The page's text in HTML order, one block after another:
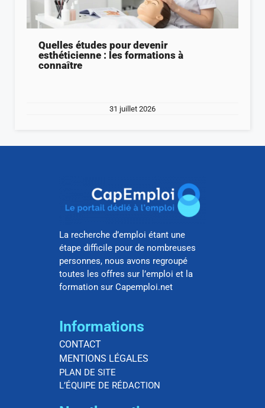
Quelles études pour devenir
esthéticienne : les formations à
connaître
31 juillet 2026
La recherche d’emploi étant une
étape difficile pour de nombreuses
personnes, nous avons regroupé
toutes les offres sur l’emploi et la
formation sur Capemploi.net
Informations
CONTACT
MENTIONS LÉGALES
PLAN DE SITE
L’ÉQUIPE DE RÉDACTION